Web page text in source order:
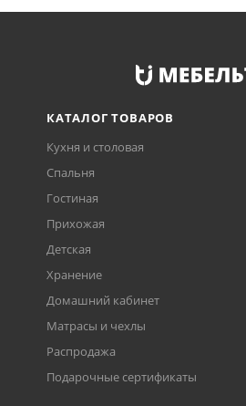
КАТАЛОГ ТОВАРОВ
Кухня и столовая
Спальня
Гостиная
Прихожая
Детская
Хранение
Домашний кабинет
Матрасы и чехлы
Распродажа
Подарочные сертификаты